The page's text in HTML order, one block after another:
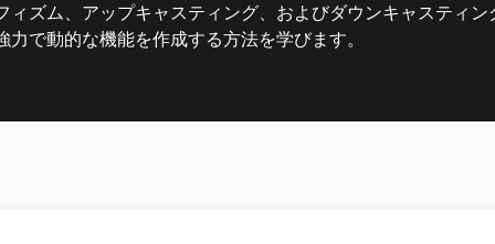
ィズム、アップキャスティング、およびダウンキャスティン
力で動的な機能を作成する方法を学びます。